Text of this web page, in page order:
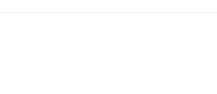
مقعد شاغر على الإفطار